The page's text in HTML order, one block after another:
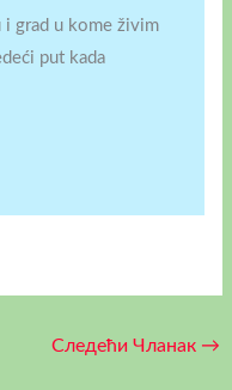
i grad u kome živim
put kada
Следећи Чланак →